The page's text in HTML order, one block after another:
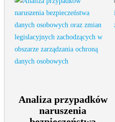
Analiza przypadków
naruszenia